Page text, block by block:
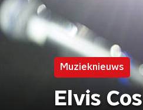
Muzieknieuws
Elvis